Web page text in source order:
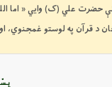
حضرت علي (ک) وايي « اما
د قرآن په لوستو غمجنوي،